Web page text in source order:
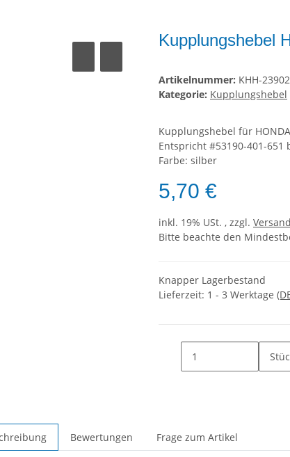
Kupplungshebel
Artikelnummer: KHH-23902
Kategorie: Kupplungshebel
Kupplungshebel für HONDA
Entspricht #53190-401-651
Farbe: silber
5,70 €
inkl. 19% USt. , zzgl. Versand
Bitte beachte den
Knapper Lagerbestand
Lieferzeit: 1 - 3 Werktage
Bewertungen Frage zum Artikel